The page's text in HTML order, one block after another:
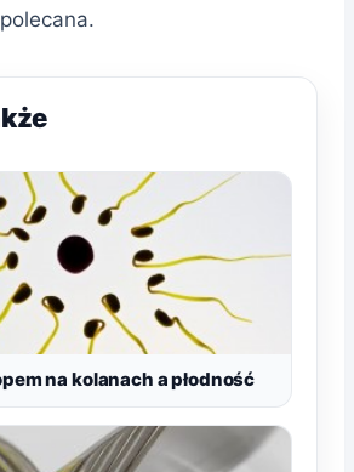
na kolanach a płodność